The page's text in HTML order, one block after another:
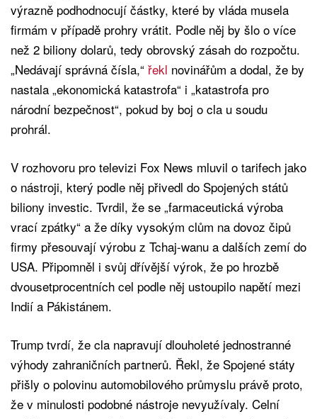
výrazně podhodnocují částky, které by vláda musela
firmám v případě prohry vrátit. Podle něj by šlo o více
než 2 biliony dolarů, tedy obrovský zásah do rozpočtu.
„Nedávají správná čísla,“ řekl novinářům a dodal, že by
nastala „ekonomická katastrofa“ i „katastrofa pro
národní bezpečnost“, pokud by boj o cla u soudu
prohrál.
V rozhovoru pro televizi Fox News mluvil o tarifech jako
o nástroji, který podle něj přivedl do Spojených států
biliony investic. Tvrdil, že se „farmaceutická výroba
vrací zpátky“ a že díky vysokým clům na dovoz čipů
firmy přesouvají výrobu z Tchaj-wanu a dalších zemí do
USA. Připomněl i svůj dřívější výrok, že po hrozbě
dvousetprocentních cel podle něj ustoupilo napětí mezi
Indií a Pákistánem.
Trump tvrdí, že cla napravují dlouholeté jednostranné
výhody zahraničních partnerů. Řekl, že Spojené státy
přišly o polovinu automobilového průmyslu právě proto,
že v minulosti podobné nástroje nevyužívaly. Celní